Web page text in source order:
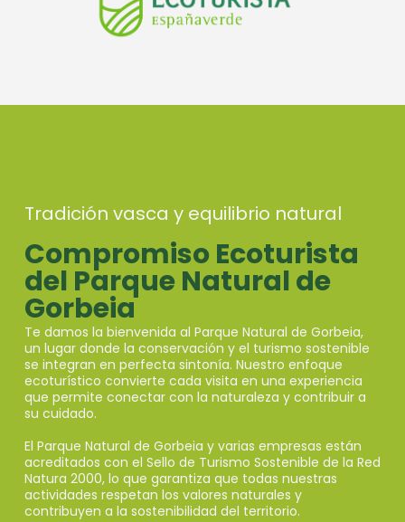
Tradición vasca y equilibrio natural
Compromiso Ecoturista
del Parque Natural de
Gorbeia
Te damos la bienvenida al Parque Natural de Gorbeia,
un lugar donde la conservación y el turismo sostenible
se integran en perfecta sintonía. Nuestro enfoque
ecoturístico convierte cada visita en una experiencia
que permite conectar con la naturaleza y contribuir a
su cuidado.
El Parque Natural de Gorbeia y varias empresas están
acreditados con el Sello de Turismo Sostenible de la Red
Natura 2000, lo que garantiza que todas nuestras
actividades respetan los valores naturales y
contribuyen a la sostenibilidad del territorio.